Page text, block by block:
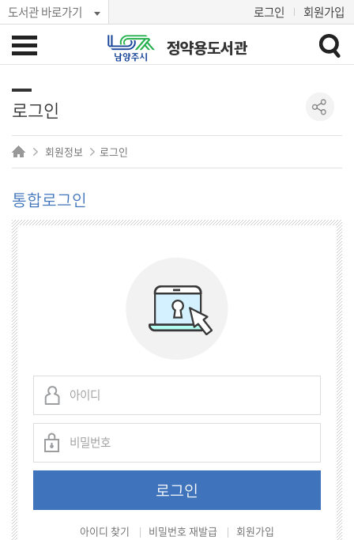
도서관 바로가기 로그인 회원가입
정약용도서관
로그인
회원정보 로그인
통합로그인
아이디 찾기 비밀번호 재발급 회원가입